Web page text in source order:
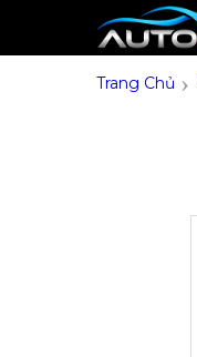
Trang Chủ ›